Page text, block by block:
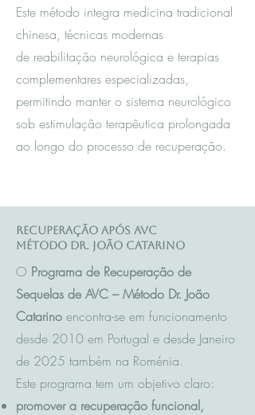
Este método integra medicina tradicional
chinesa, técnicas modernas
de reabilitação neurológica e terapias
complementares especializadas,
permitindo manter o sistema neurológico
sob estimulação terapêutica prolongada
ao longo do processo de recuperação.
Recuperação após AVC
Método Dr. João Catarino
O Programa de Recuperação de
Sequelas de AVC – Método Dr. João
Catarino encontra-se em funcionamento
desde 2010 em Portugal e desde Janeiro
de 2025 também na Roménia.
Este programa tem um objetivo claro:
promover a recuperação funcional,